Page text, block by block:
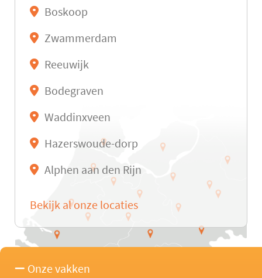
Boskoop
Zwammerdam
Reeuwijk
Bodegraven
Waddinxveen
Hazerswoude-dorp
Alphen aan den Rijn
Bekijk al onze locaties
Onze vakken